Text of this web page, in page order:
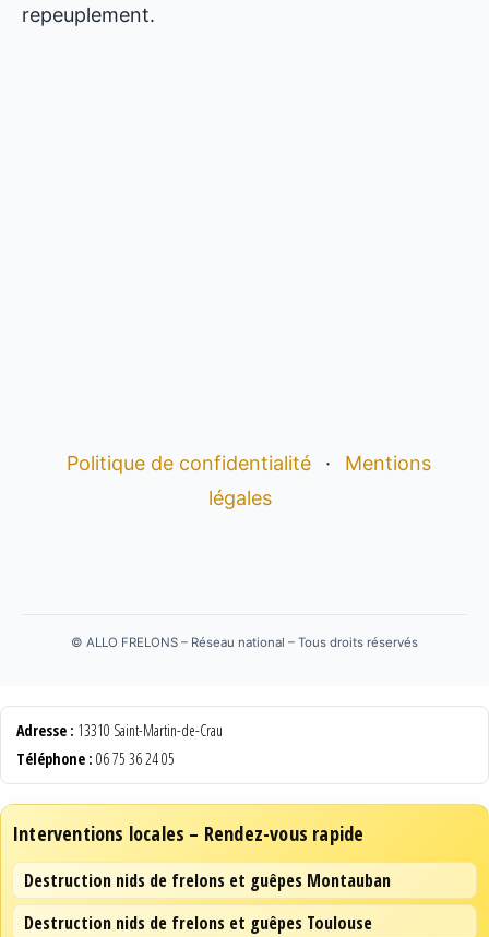
repeuplement.
Politique de confidentialité ·
Mentions
légales
© ALLO FRELONS – Réseau national – Tous droits réservés
Adresse : 13310 Saint-Martin-de-Crau
Téléphone : 06 75 36 24 05
Interventions locales – Rendez-vous rapide
Destruction nids de frelons et guêpes Montauban
Destruction nids de frelons et guêpes Toulouse